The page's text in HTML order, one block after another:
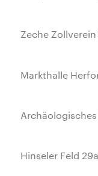
Zeche
Markthalle
Hinseler Feld 29a